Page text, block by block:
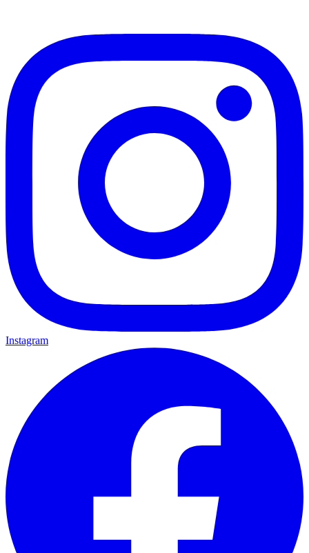
Instagram